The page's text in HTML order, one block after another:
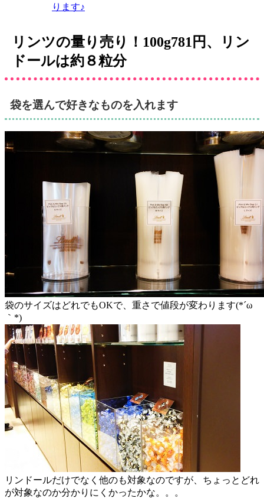
ります♪
リンツの量り売り！100g781円、リン
ドールは約８粒分
袋を選んで好きなものを入れます
袋のサイズはどれでもOKで、重さで値段が変わります(*´ω
｀*)
リンドールだけでなく他のも対象なのですが、ちょっとどれ
が対象なのか分かりにくかったかな。。。